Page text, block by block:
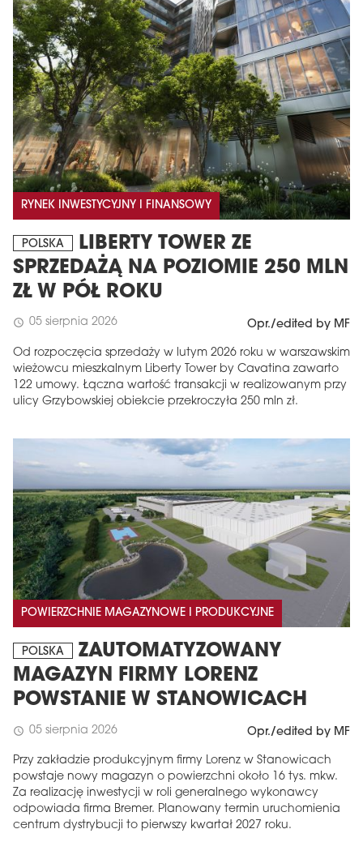
RYNEK INWESTYCYJNY I FINANSOWY
POLSKA
LIBERTY TOWER ZE
SPRZEDAŻĄ NA POZIOMIE 250 MLN
ZŁ W PÓŁ ROKU
schedule 05 sierpnia 2026 Opr./edited by MF
Od rozpoczęcia sprzedaży w lutym 2026 roku w warszawskim
wieżowcu mieszkalnym Liberty Tower by Cavatina zawarto
122 umowy. Łączna wartość transakcji w realizowanym przy
ulicy Grzybowskiej obiekcie przekroczyła 250 mln zł.
POWIERZCHNIE MAGAZYNOWE I PRODUKCYJNE
POLSKA
ZAUTOMATYZOWANY
MAGAZYN FIRMY LORENZ
POWSTANIE W STANOWICACH
schedule 05 sierpnia 2026 Opr./edited by MF
Przy zakładzie produkcyjnym firmy Lorenz w Stanowicach
powstaje nowy magazyn o powierzchni około 16 tys. mkw.
Za realizację inwestycji w roli generalnego wykonawcy
odpowiada firma Bremer. Planowany termin uruchomienia
centrum dystrybucji to pierwszy kwartał 2027 roku.